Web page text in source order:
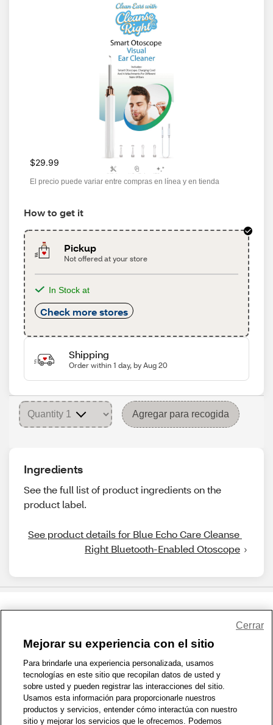
$29.99
El precio puede variar entre compras en línea y en tienda
How to get it
Pickup
Not offered at your store
In Stock at
Check more stores
Shipping
Order within 1 day, by Aug 20
Agregar para recogida
Ingredients
See the full list of product ingredients on the
product label.
See product details for Blue Echo Care Cleanse
Right Bluetooth-Enabled Otoscope
1-800-679-9691 | Contáctenos | Términos de Uso | Accesibilidad
Política de Privacidad | WA Privacy Policy | Mapa del sitio
Zona de Bienestar | © 1999 - 2026 CVS.com
Mejorar su experiencia con el sitio
Para brindarle una experiencia personalizada, usamos
tecnologías en este sitio que recopilan datos de usted y
sobre usted y pueden registrar las interacciones del sitio.
Usamos esta información para proporcionarle nuestros
productos y servicios, entender cómo interactúa con nuestro
sitio y mejorar los servicios que le ofrecemos. Podemos
Cerrar